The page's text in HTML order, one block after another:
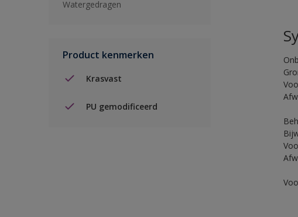
Watergedragen
Product kenmerken
Krasvast
PU gemodificeerd